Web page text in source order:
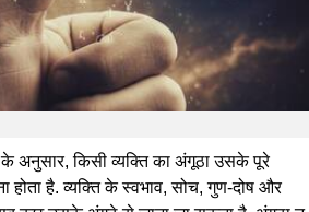
के अनुसार, किसी व्यक्ति का अंगूठा उसके पूरे
होता है. व्यक्ति के स्वभाव, सोच, गुण-दोष और